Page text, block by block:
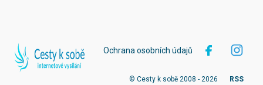
Ochrana osobních údajů
© Cesty k sobě 2008 - 2026 RSS